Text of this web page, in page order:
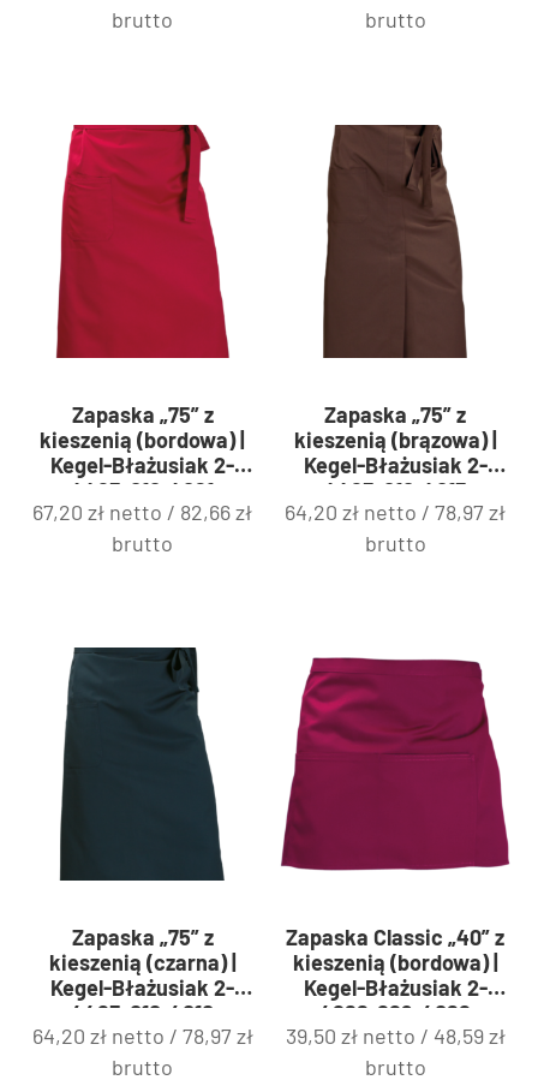
brutto
brutto
Zapaska „75” z
kieszenią (bordowa) |
Kegel-Błażusiak 2-
4425-010-4061
67,20zł netto / 82,66zł
brutto
Zapaska „75” z
kieszenią (brązowa) |
Kegel-Błażusiak 2-
4425-010-4015
64,20zł netto /78,97zł
brutto
Zapaska „75” z
kieszenią (czarna) |
Kegel-Błażusiak 2-
4425-010-4010
64,20 zł netto / 78,97 zł
brutto
Zapaska Classic „40” z
kieszenią (bordowa) |
Kegel-Błażusiak 2-
4266-229-4062
39,50 zł netto / 48,59zł
brutto